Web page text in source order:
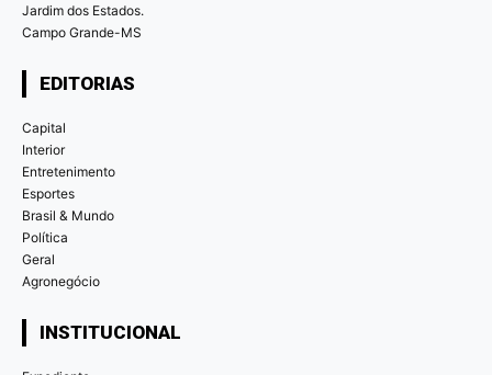
Jardim dos Estados.
Campo Grande-MS
EDITORIAS
Capital
Interior
Entretenimento
Esportes
Brasil & Mundo
Política
Geral
Agronegócio
INSTITUCIONAL